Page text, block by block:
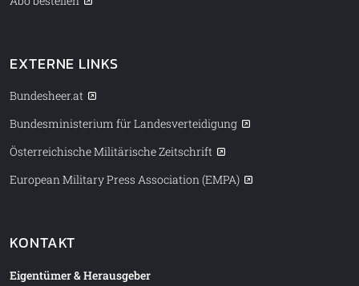
EXTERNE LINKS
Bundesheer.at
Bundesministerium für Landesverteidigung
Österreichische Militärische Zeitschrift
European Military Press Association (EMPA)
KONTAKT
Eigentümer & Herausgeber